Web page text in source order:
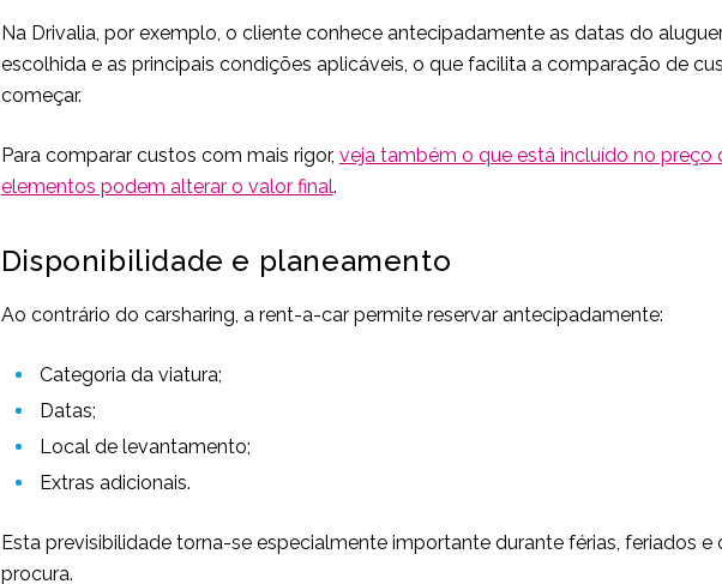
Na Drivalia, por exemplo, o cliente conhece antecipadamente as datas do
escolhida e as principais condições aplicáveis, o que facilita a comparação de
começar.
Para comparar custos com mais rigor, veja também o que está incluído no preço
elementos podem alterar o valor final.
Disponibilidade e planeamento
Ao contrário do carsharing, a rent-a-car permite reservar antecipadamente:
Categoria da viatura;
Datas;
Local de levantamento;
Extras adicionais.
Esta previsibilidade torna-se especialmente importante durante férias, feriados
procura.